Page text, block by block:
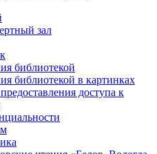
зал
библиотекой
библиотекой в картинках
доступа к